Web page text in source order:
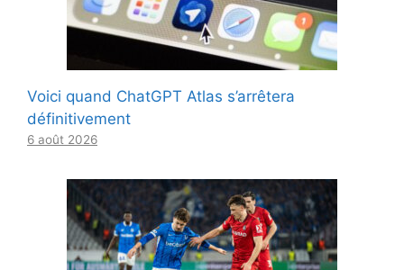
Voici quand ChatGPT Atlas s’arrêtera
définitivement
6 août 2026